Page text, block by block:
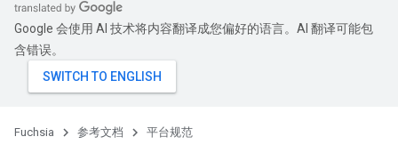
Google 会使用 AI 技术将内容翻译成您偏好的语言。AI 翻译可能包
含错误。
Fuchsia 参考文档 平台规范